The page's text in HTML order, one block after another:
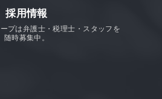
採用情報
プは弁護士・税理士・スタッフを
随時募集中。